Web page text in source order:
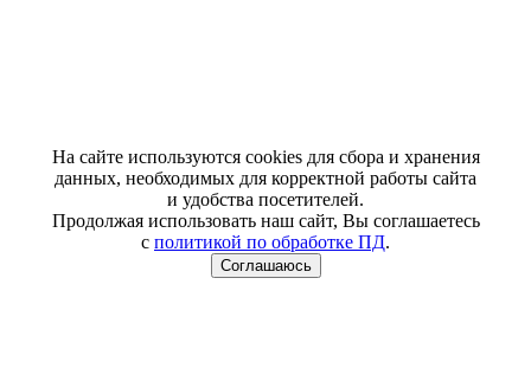
На сайте используются cookies для сбора и хранения
данных, необходимых для корректной работы сайта
и удобства посетителей.
Продолжая использовать наш сайт, Вы соглашаетесь
с политикой по обработке ПД.
Соглашаюсь